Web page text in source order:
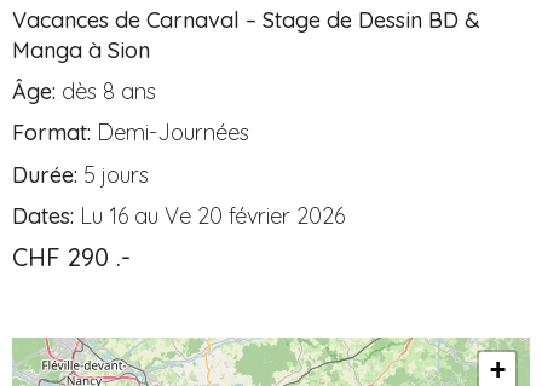
Vacances de Carnaval – Stage de Dessin BD &
Manga à Sion
Âge: dès 8 ans
Format: Demi-Journées
Durée: 5 jours
Dates: Lu 16 au Ve 20 février 2026
CHF 290 .-
+